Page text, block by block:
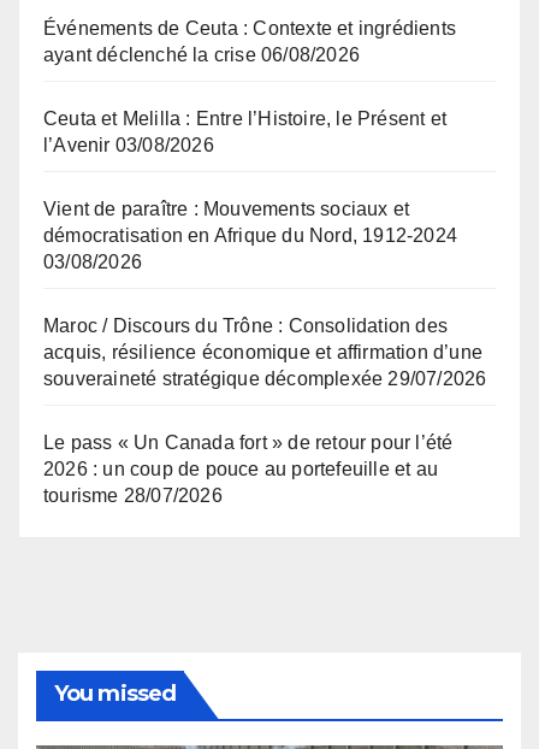
Événements de Ceuta : Contexte et ingrédients
ayant déclenché la crise 06/08/2026
Ceuta et Melilla : Entre l’Histoire, le Présent et
l’Avenir 03/08/2026
Vient de paraître : Mouvements sociaux et
démocratisation en Afrique du Nord, 1912-2024
03/08/2026
Maroc / Discours du Trône : Consolidation des
acquis, résilience économique et affirmation d’une
souveraineté stratégique décomplexée 29/07/2026
Le pass « Un Canada fort » de retour pour l’été
2026 : un coup de pouce au portefeuille et au
tourisme 28/07/2026
You missed